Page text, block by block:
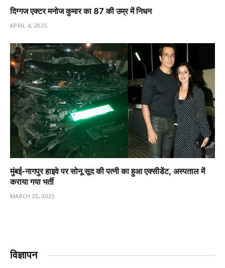
दिग्गज एक्टर मनोज कुमार का 87 की उम्र में निधन
APRIL 4, 2025
मुंबई-नागपुर हाइवे पर सोनू सूद की पत्नी का हुआ एक्सीडेंट, अस्पताल में
कराया गया भर्ती
MARCH 25, 2025
विज्ञापन